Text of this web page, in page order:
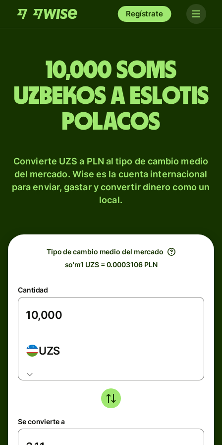
Regístrate
10,000 soms
uzbekos a eslotis
polacos
Convierte UZS a PLN al tipo de cambio medio
del mercado. Wise es la cuenta internacional
para enviar, gastar y convertir dinero como un
local.
Tipo de cambio medio del mercado
so'm1 UZS = 0.0003106 PLN
Cantidad
UZS
Se convierte a